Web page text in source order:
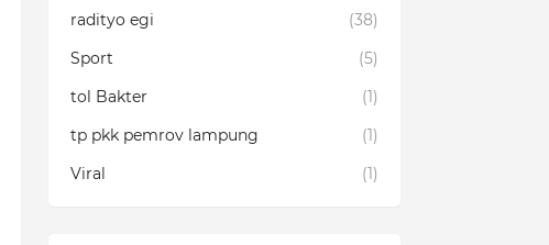
radityo egi
(38)
Sport
(5)
tol Bakter
(1)
tp pkk pemrov lampung
(1)
Viral
(1)